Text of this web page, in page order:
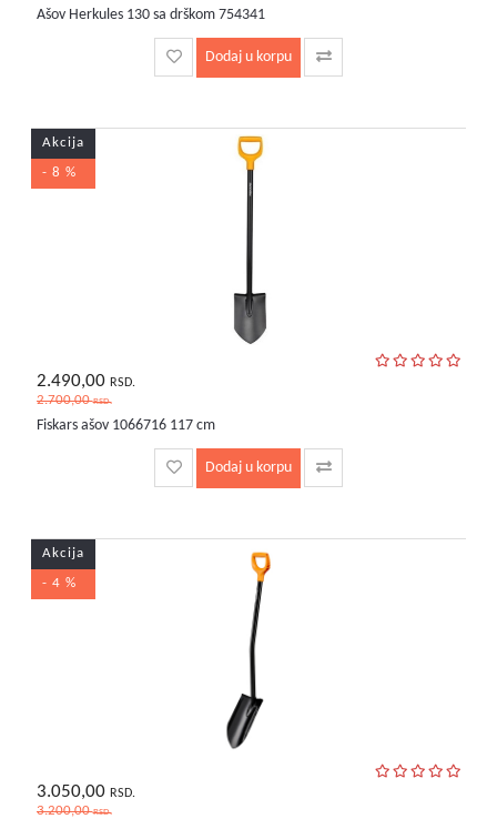
Ašov Herkules 130 sa drškom 754341
Dodaj u korpu
Akcija
- 8 %
2.490,00 RSD.
2.700,00RSD.
Fiskars ašov 1066716 117 cm
Dodaj u korpu
Akcija
- 4 %
3.050,00 RSD.
3.200,00RSD.